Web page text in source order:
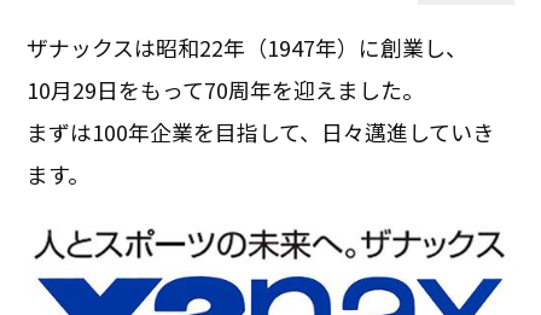
ザナックスは昭和22年（1947年）に創業し、
10月29日をもって70周年を迎えました。
まずは100年企業を目指して、日々邁進していき
ます。